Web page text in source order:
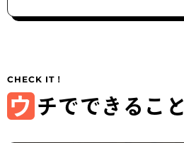
ウ チでできること